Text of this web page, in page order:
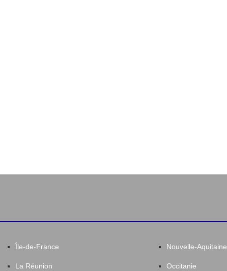
Île-de-France
La Réunion
Nouvelle-Aquitaine
Occitanie